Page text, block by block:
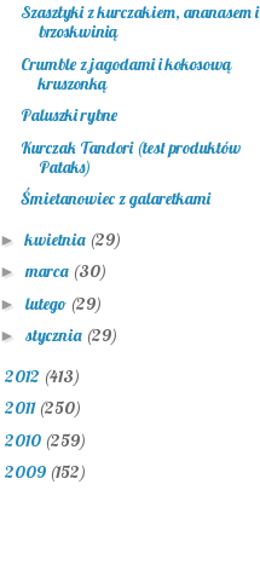
Szaszłyki z kurczakiem, ananasem i
brzoskwinią
Crumble z jagodami i kokosową
kruszonką
Paluszki rybne
Kurczak Tandori (test produktów
Pataks)
Śmietanowiec z galaretkami
►kwietnia (29)
►marca (30)
► lutego (29)
► stycznia (29)
2012 (413)
2011 (250)
2010 (259)
2009 (152)